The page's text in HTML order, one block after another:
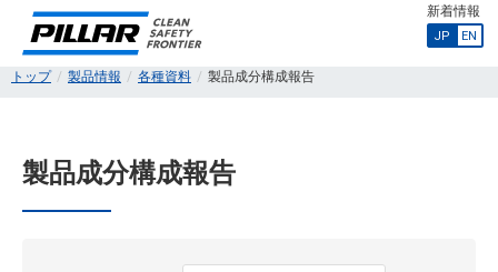
新着情報
JP EN
トップ 製品情報 各種資料 製品成分構成報告
製品成分構成報告